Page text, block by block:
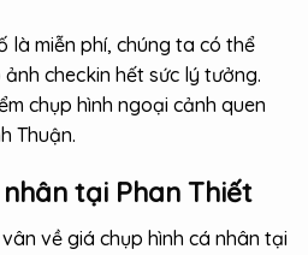
là miễn phí, chúng ta có thể
checkin hết sức lý tưởng.
chụp hình ngoại cảnh quen
Thuận.
tại Phan Thiết
về giá chụp hình cá nhân tại